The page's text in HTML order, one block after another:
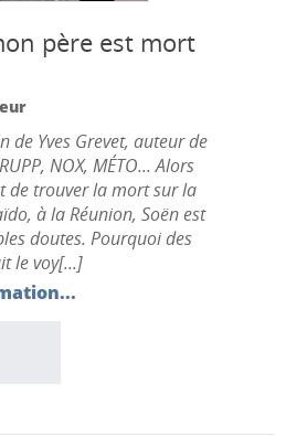
père est mort
de Yves Grevet, auteur de
NOX, MÉTO... Alors
de trouver la mort sur la
à la Réunion, Soën est
doutes. Pourquoi des
le voy[...]